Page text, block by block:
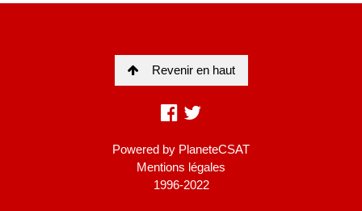
Revenir en haut
Powered by PlaneteCSAT
Mentions légales
1996-2022